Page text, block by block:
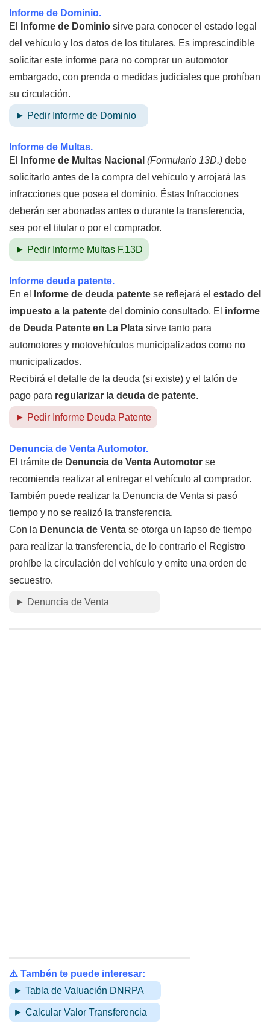
Informe de Dominio.
El
Informe de Dominio sirve para conocer el estado legal
del vehículo y los datos de los titulares. Es imprescindible
solicitar este informe para no comprar un automotor
embargado, con prenda o medidas judiciales que prohíban
su circulación.
► Pedir Informe de Dominio
Informe de Multas.
El
Informe de Multas Nacional (Formulario 13D.) debe
solicitarlo antes de la compra del vehículo y arrojará las
infracciones que posea el dominio. Éstas Infracciones
deberán ser abonadas antes o durante la transferencia,
sea por el titular o por el comprador.
► Pedir Informe Multas F.13D
Informe deuda patente.
En el
Informe de deuda patente se reflejará el estado del
impuesto a la patente del dominio consultado. El informe
de Deuda Patente en La Plata sirve tanto para
automotores y motovehículos municipalizados como no
municipalizados.
Recibirá el detalle de la deuda (si existe) y el talón de
pago para regularizar la deuda de patente.
► Pedir Informe Deuda Patente
Denuncia de Venta Automotor.
El trámite de Denuncia de Venta Automotor se
recomienda realizar al entregar el vehículo al comprador.
También puede realizar la Denuncia de Venta si pasó
tiempo y no se realizó la transferencia.
Con la Denuncia de Venta se otorga un lapso de tiempo
para realizar la transferencia, de lo contrario el Registro
prohíbe la circulación del vehículo y emite una orden de
secuestro.
► Denuncia de Venta
⚠️ Tambén te puede interesar:
► Tabla de Valuación DNRPA
► Calcular Valor Transferencia